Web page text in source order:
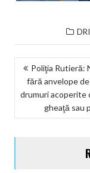
NAVIGARE
ÎN
ARTICOLE
Poliţia Rutieră:
fără anvelope
drumuri acoperite
gheaţă sau